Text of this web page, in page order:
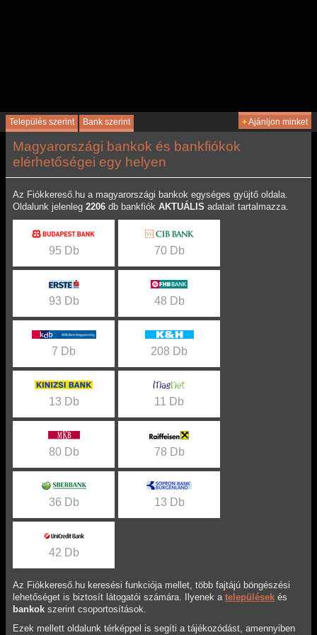
Település szerint Bank szerint +Ajánljon minket
Magyarországi bankok és bankfiókok
elérhetőségei egy helyen
Az Fiókkereső.hu a magyarországi bankok egységes gyüjtő oldala.
Oldalunk jelenleg 2206 db bankfiók AKTUÁLIS adatait tartalmazza.
95 Db 70 Db
93 Db 48 Db
7 Db 208 Db
13 Db 11 Db
80 Db 78 Db
36 Db 13 Db
42 Db
Az Fiókkereső.hu keresési funkciója mellet, több fajtájú böngészési
lehetőséget is biztosít látogatói számára. Ilyenek a települések és
bankok szerint csoportosítások.
Ezek mellett oldalunk térképpel is segíti a tájékozódást, amennyiben